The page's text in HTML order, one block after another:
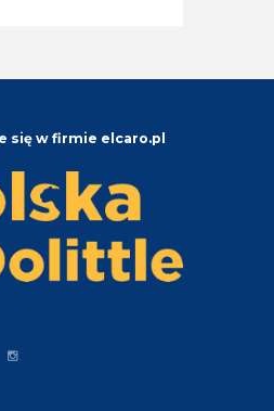
się w firmie elcaro.pl